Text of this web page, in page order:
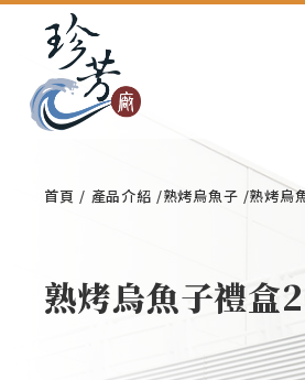
首頁 產品介紹 熟烤烏魚子 熟烤烏
熟烤烏魚子禮